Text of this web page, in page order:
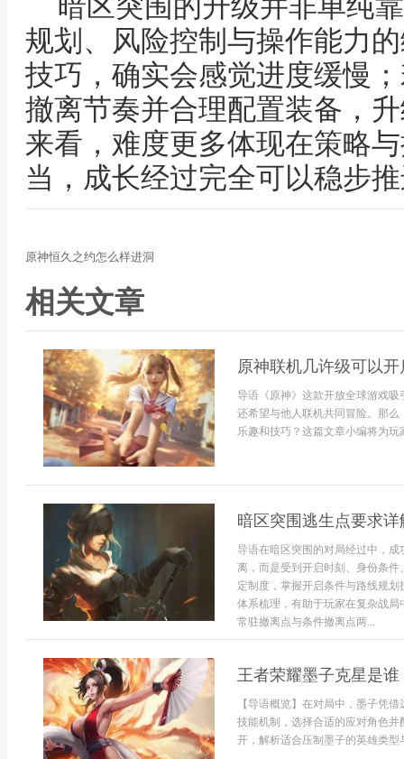
规划、风险控制与操作能力
技巧，确实会感觉进度缓慢
撤离节奏并合理配置装备，
来看，难度更多体现在策略
当，成长经过完全可以稳步
原神恒久之约怎么样进洞
相关文章
原神联机几许级可以
导语《原神》这款开放全球游戏
还希望与他人联机共同冒险。那
乐趣和技巧？这篇文章小编将为玩
暗区突围逃生点要求
导语在暗区突围的对局经过中，
离，而是受到开启时刻、身份条
定制度，掌握开启条件与路线规
体系梳理，有助于玩家在复杂战
常驻撤离点与条件撤离点两...
王者荣耀墨子克星是谁
【导语概览】在对局中，墨子凭
技能机制，选择合适的应对角色
开，解析适合压制墨子的英雄类